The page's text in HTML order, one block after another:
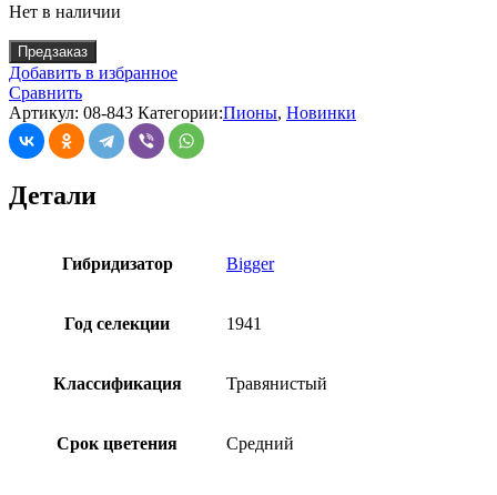
Нет в наличии
Предзаказ
Добавить в избранное
Сравнить
Артикул: 08-843 Категории:Пионы, Новинки
Детали
Гибридизатор Bigger
Год селекции 1941
Классификация Травянистый
Срок цветения Средний